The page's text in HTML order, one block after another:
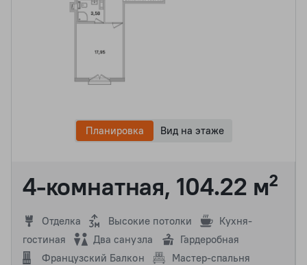
4-комнатная, 104.22 м²
Отделка Высокие потолки
Кухня-
гостиная
Два санузла
Гардеробная
Французский Балкон
Мастер-спальня
Планировка Вид на этаже